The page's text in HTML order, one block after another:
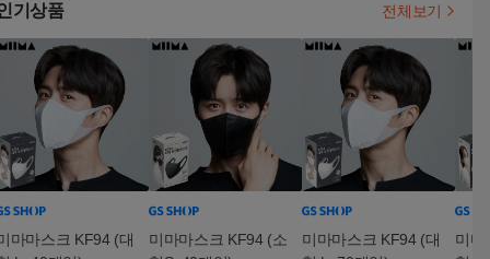
기상품 전체보기
마마스크 KF94 (대
미마마스크 KF94 (소
미마마스크 KF94 (대
미마